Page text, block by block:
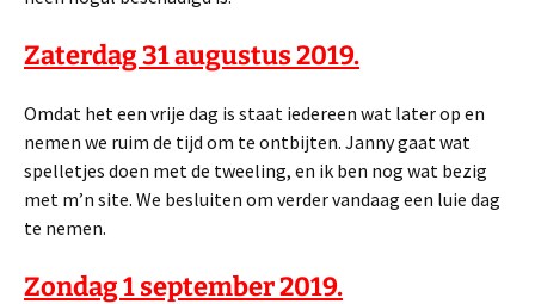
Zaterdag 31 augustus 2019.
Omdat het een vrije dag is staat iedereen wat later op en
nemen we ruim de tijd om te ontbijten. Janny gaat wat
spelletjes doen met de tweeling, en ik ben nog wat bezig
met m’n site. We besluiten om verder vandaag een luie dag
te nemen.
Zondag 1 september 2019.